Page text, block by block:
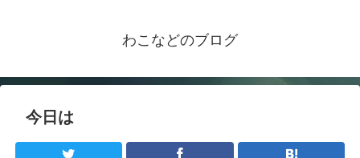
わこなどのブログ
今日は